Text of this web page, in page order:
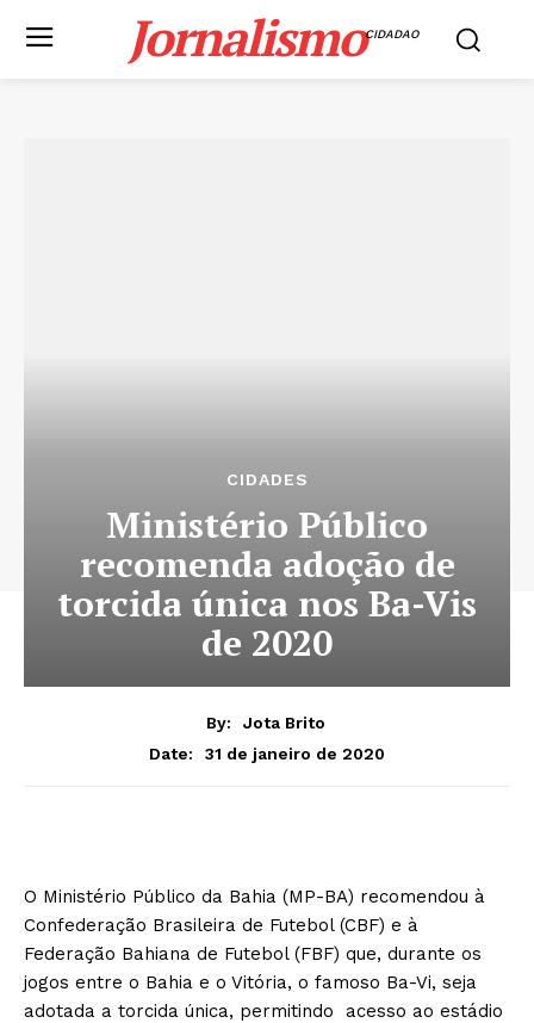
JornalismoCIDADAO
CIDADES
Ministério Público
recomenda adoção de
torcida única nos Ba-Vis
de 2020
By:
Jota Brito
Date:
31 de janeiro de 2020
O Ministério Público da Bahia (MP-BA) recomendou à
Confederação Brasileira de Futebol (CBF) e à
Federação Bahiana de Futebol (FBF) que, durante os
jogos entre o Bahia e o Vitória, o famoso Ba-Vi, seja
adotada a torcida única, permitindo acesso ao estádio